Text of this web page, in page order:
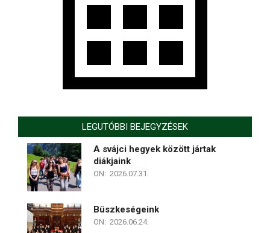
LEGUTÓBBI BEJEGYZÉSEK
A svájci hegyek között jártak
diákjaink
ON: 2026.07.31.
Büszkeségeink
ON: 2026.06.24.